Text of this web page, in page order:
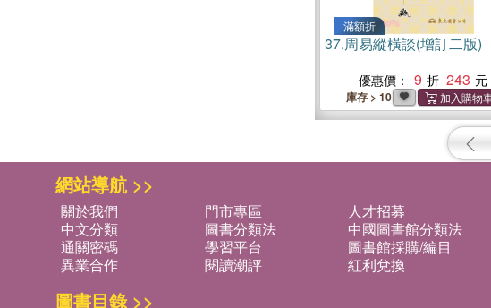
滿額折
37.周易縱橫談(增訂二版)
優惠價： 9 243
庫存 > 10
網站導航 >>
關於我們 門市專區 人才招募
中文分類
圖書分類法 中國圖書館分類法
通關密碼
學習平台 圖書館採購/編目
異業合作
閱讀潮評 紅利兌換
圖書目錄 >>